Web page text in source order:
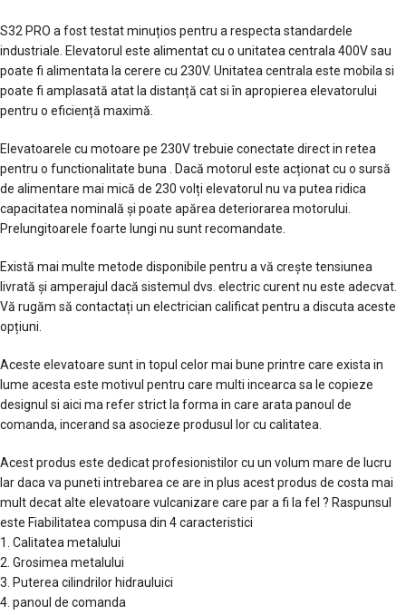
S32 PRO a fost testat minuțios pentru a respecta standardele
industriale. Elevatorul este alimentat cu o unitatea centrala 400V sau
poate fi alimentata la cerere cu 230V. Unitatea centrala este mobila si
poate fi amplasată atat la distanță cat si în apropierea elevatorului
pentru o eficiență maximă.
Elevatoarele cu motoare pe 230V trebuie conectate direct in retea
pentru o functionalitate buna . Dacă motorul este acționat cu o sursă
de alimentare mai mică de 230 volți elevatorul nu va putea ridica
capacitatea nominală și poate apărea deteriorarea motorului.
Prelungitoarele foarte lungi nu sunt recomandate.
Există mai multe metode disponibile pentru a vă crește tensiunea
livrată și amperajul dacă sistemul dvs. electric curent nu este adecvat.
Vă rugăm să contactați un electrician calificat pentru a discuta aceste
opțiuni.
Aceste elevatoare sunt in topul celor mai bune printre care exista in
lume acesta este motivul pentru care multi incearca sa le copieze
designul si aici ma refer strict la forma in care arata panoul de
comanda, incerand sa asocieze produsul lor cu calitatea.
Acest produs este dedicat profesionistilor cu un volum mare de lucru
Iar daca va puneti intrebarea ce are in plus acest produs de costa mai
mult decat alte elevatoare vulcanizare care par a fi la fel ? Raspunsul
este Fiabilitatea compusa din 4 caracteristici
1. Calitatea metalului
2. Grosimea metalului
3. Puterea cilindrilor hidrauluici
4. panoul de comanda